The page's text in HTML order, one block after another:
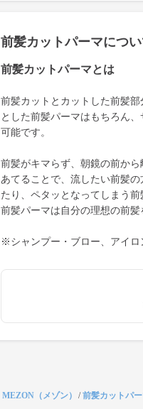
前髪カットパーマにつ
前髪カットパーマとは
前髪カットとカットした前髪
とした前髪パーマはもちろん
可能です。
前髪がキマらず、朝鏡の前か
あてることで、流したい前髪
たり、ペタッとなってしまう
前髪パーマは自分の理想の前髪
※シャンプー・ブロー、アイロ
MEZON（メゾン） /前髪カットパ